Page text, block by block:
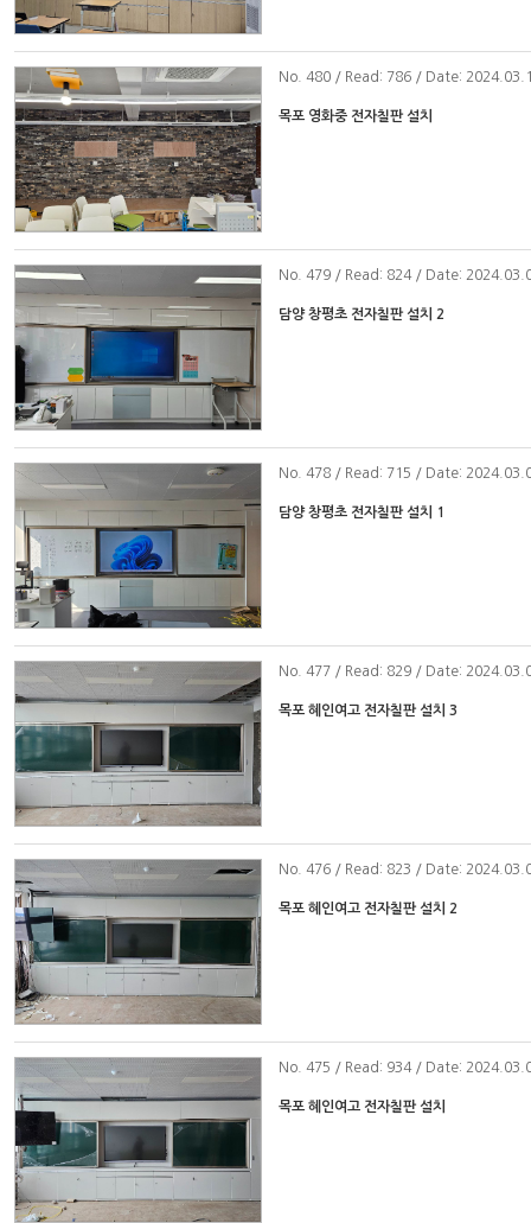
No . 480 / Read: 786 / Date:
목포 영화중 전자칠판 설치
No . 479 / Read: 824 / Date:
담양 창평초 전자칠판 설치 2
No . 478 / Read: 715 / Date:
담양 창평초 전자칠판 설치 1
No . 477 / Read: 829 / Date:
목포 혜인여고 전자칠판 설치 3
No . 476 / Read: 823 / Date:
목포 혜인여고 전자칠판 설치 2
No . 475 / Read: 934 / Date:
목포 혜인여고 전자칠판 설치